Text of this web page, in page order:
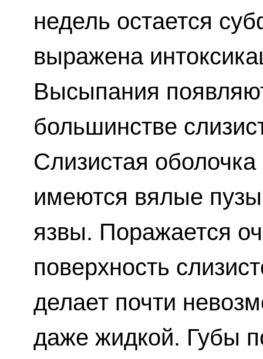
недель остается
выражена
Высыпания
большинстве
Слизистая
имеются вялые
язвы. Поражается
поверхность
делает почти
даже жидкой. Губы